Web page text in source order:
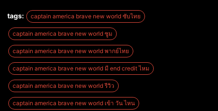
tags: captain america brave new world ซับไทย
captain america brave new world ซูม
captain america brave new world พากย์ไทย
captain america brave new world มี end credit ไหม
captain america brave new world รีวิว
captain america brave new world เข้า วัน ไหน